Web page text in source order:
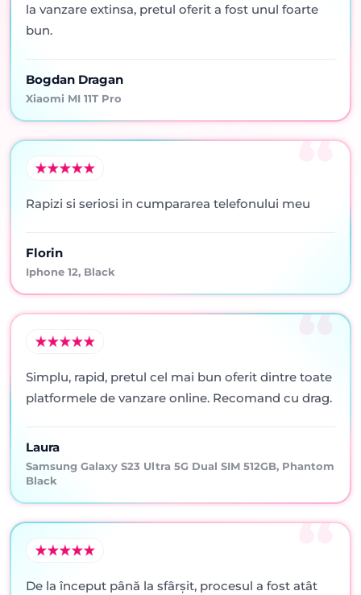
la vanzare extinsa, pretul oferit a fost unul foarte
bun.
Bogdan Dragan
Xiaomi MI 11T Pro
Rapizi si seriosi in cumpararea telefonului meu
Florin
Iphone 12, Black
Simplu, rapid, pretul cel mai bun oferit dintre toate
platformele de vanzare online. Recomand cu drag.
Laura
Samsung Galaxy S23 Ultra 5G Dual SIM 512GB, Phantom
Black
De la început până la sfârșit, procesul a fost atât